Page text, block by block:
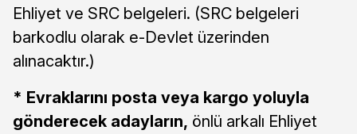
Ehliyet ve SRC belgeleri. (SRC belgeleri
barkodlu olarak e-Devlet üzerinden
alınacaktır.)
* Evraklarını posta veya kargo yoluyla
gönderecek adayların, önlü arkalı Ehliyet